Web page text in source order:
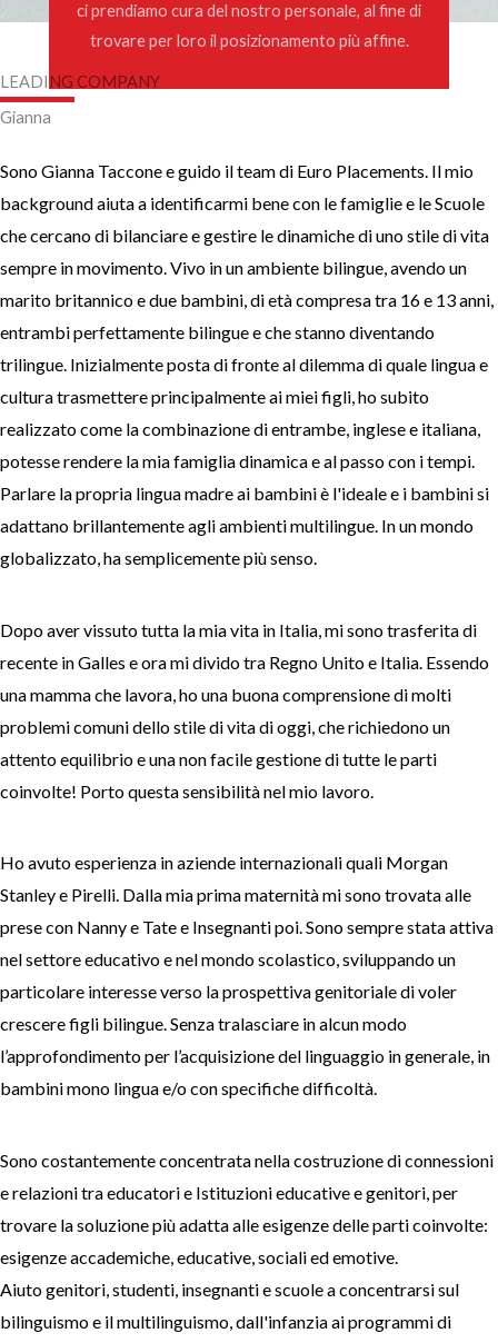
ci prendiamo cura del nostro personale, al fine di
trovare per loro il posizionamento più affine.
LEADING COMPANY​
​Gianna
Sono Gianna Taccone e guido il team di Euro Placements. Il mio
background aiuta a identificarmi bene con le famiglie e le Scuole
che cercano di bilanciare e gestire le dinamiche di uno stile di vita
sempre in movimento. Vivo in un ambiente bilingue, avendo un
marito britannico e due bambini, di età compresa tra 16 e 13 anni,
entrambi perfettamente bilingue e che stanno diventando
trilingue. Inizialmente posta di fronte al dilemma di quale lingua e
cultura trasmettere principalmente ai miei figli, ho subito
realizzato come la combinazione di entrambe, inglese e italiana,
potesse rendere la mia famiglia dinamica e al passo con i tempi.
Parlare la propria lingua madre ai bambini è l'ideale e i bambini si
adattano brillantemente agli ambienti multilingue. In un mondo
globalizzato, ha semplicemente più senso.
Dopo aver vissuto tutta la mia vita in Italia, mi sono trasferita di
recente in Galles e ora mi divido tra Regno Unito e Italia. Essendo
una mamma che lavora, ho una buona comprensione di molti
problemi comuni dello stile di vita di oggi, che richiedono un
attento equilibrio e una non facile gestione di tutte le parti
coinvolte! Porto questa sensibilità nel mio lavoro.
Ho avuto esperienza in aziende internazionali quali Morgan
Stanley e Pirelli. Dalla mia prima maternità mi sono trovata alle
prese con Nanny e Tate e Insegnanti poi. Sono sempre stata attiva
nel settore educativo e nel mondo scolastico, sviluppando un
particolare interesse verso la prospettiva genitoriale di voler
crescere figli bilingue. Senza tralasciare in alcun modo
l’approfondimento per l’acquisizione del linguaggio in generale, in
bambini mono lingua e/o con specifiche difficoltà.
Sono costantemente concentrata nella costruzione di connessioni
e relazioni tra educatori e Istituzioni educative e genitori, per
trovare la soluzione più adatta alle esigenze delle parti coinvolte:
esigenze accademiche, educative, sociali ed emotive.
Aiuto genitori, studenti, insegnanti e scuole a concentrarsi sul
bilinguismo e il multilinguismo, dall'infanzia ai programmi di